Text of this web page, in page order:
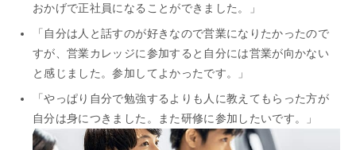
おかげで正社員になることができました。」
「自分は人と話すのが好きなので営業になりたかったので
すが、営業カレッジに参加すると自分には営業が向かない
と感じました。参加してよかったです。」
「やっぱり自分で勉強するよりも人に教えてもらった方が
自分は身につきました。また研修に参加したいです。」